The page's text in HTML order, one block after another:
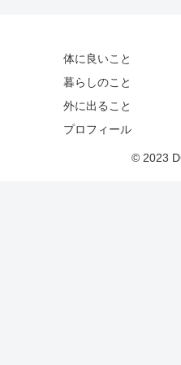
体に良いこと
暮らしのこと
外に出ること
プロフィール
© 2023